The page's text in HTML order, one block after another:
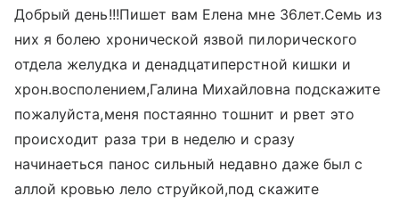
Добрый день!!!Пишет вам Елена мне 36лет.Семь из
них я болею хронической язвой пилорического
отдела желудка и денадцатиперстной кишки и
хрон.восполением,Галина Михайловна подскажите
пожалуйста,меня постаянно тошнит и рвет это
происходит раза три в неделю и сразу
начинаеться панос сильный недавно даже был с
аллой кровью лело струйкой,под скажите